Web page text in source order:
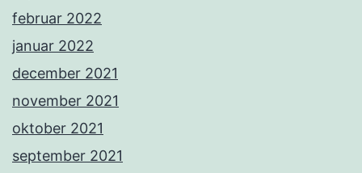
februar 2022
januar 2022
december 2021
november 2021
oktober 2021
september 2021